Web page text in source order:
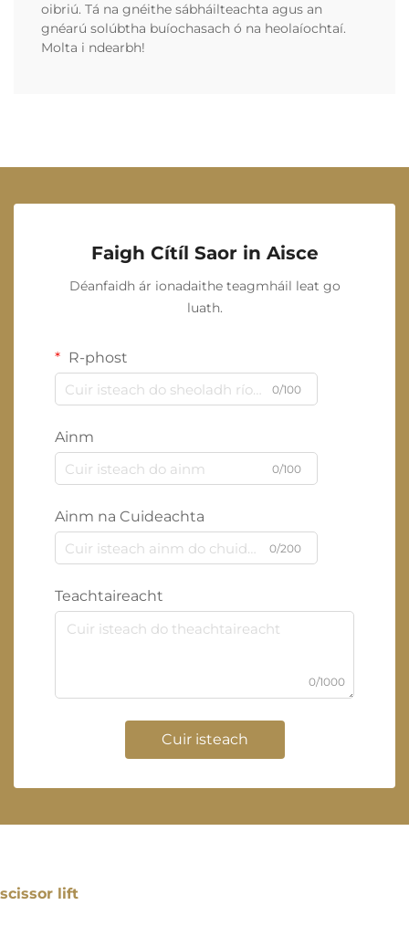
oibriú. Tá na gnéithe sábháilteachta agus an
gnéarú solúbtha buíochasach ó na heolaíochtaí.
Molta i ndearbh!
Faigh Cítíl Saor in Aisce
Déanfaidh ár ionadaithe teagmháil leat go
luath.
R-phost
0/100
Ainm
0/100
Ainm na Cuideachta
0/200
Teachtaireacht
0/1000
Cuir isteach
scissor lift